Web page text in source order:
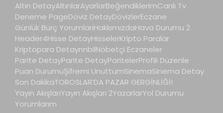
Altın DetayAltınlarAyarlarBeğendiklerimCanlı Tv
Deneme PageDöviz DetayDövizlerEczane
Günlük Burç YorumlarıHakkımızdaHava Durumu 2
Header4Hisse DetayHisselerKripto Paralar
Kriptopara DetaynnbilNöbetçi Eczaneler
Parite DetayParite DetayParitelerProfili Düzenle
Puan DurumuŞifremi UnuttumSinemaSinema Detay
Son DakikaTOROSLAR’DA PAZAR GERGİNLİĞİ!
Yayın AkışlarıYayın Akışları 2YazarlarYol Durumu
Yorumlarım